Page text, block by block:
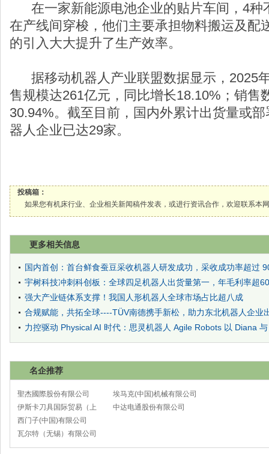
在一家新能源电池企业的贴片车间，4种
在产线间穿梭，他们主要承担物料搬运及配
的引入大大提升了生产效率。
据移动机器人产业联盟数据显示，2025
售规模达261亿元，同比增长18.10%；销售
30.94%。截至目前，国内外累计出货量或
器人企业已达29家。
投稿箱：
如果您有机床行业、企业相关新闻稿件发表，或进行资讯合作，欢迎联系本
更多相关信息
国内首创：首台鲜食蚕豆采收机器人研发成功，采收成功率超过
宇树科技冲刺科创板：全球四足机器人出货量第一，年毛利率超
强大产业链体系支撑！我国人形机器人全球市场占比超八成
合规赋能，共拓全球----TÜV南德携手新松，助力东北机器人企业
力控驱动 Physical AI 时代：思灵机器人 Agile Robots 以 Diana
名企推荐
聖杰國際股份有限公司
伊斯卡刀具国际贸易（上
海）有限公司
西门子(中国)有限公司
瓦尔特（无锡）有限公司
埃马克(中国)机械有限公司
太仓分公司
中达电通股份有限公司